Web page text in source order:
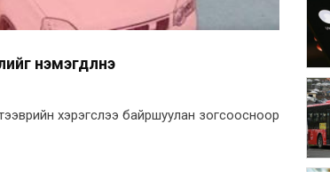
нэмэгдүүлнэ
хэрэгслээ байршуулан зогсоосноор